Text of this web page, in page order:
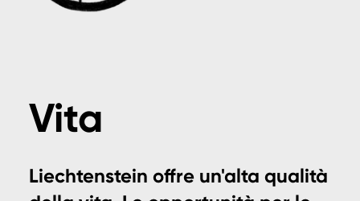
Vita
Liechtenstein offre un'alta qualità